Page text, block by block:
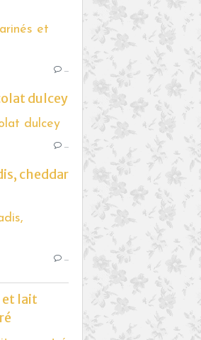
…
dulcey
…
cheddar
…
et lait